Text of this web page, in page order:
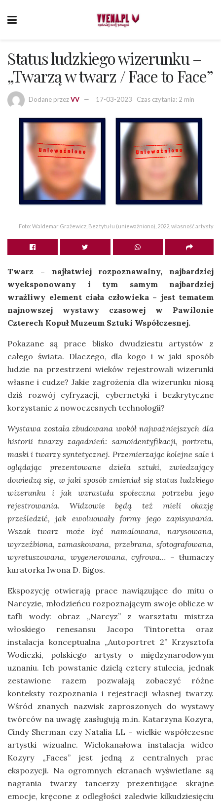
Status ludzkiego wizerunku –
„Twarzą w twarz / Face to Face”
Dodane przezVV 17-03-2023 Czas czytania: 2 min
Foto: Waldemar Grażewicz, Bez tytułu (unieważniono), 2022, własność artysty
Twarz – najłatwiej rozpoznawalny, najbardziej
wyeksponowany i tym samym najbardziej
wrażliwy element ciała człowieka – jest tematem
najnowszej wystawy czasowej w Pawilonie
Czterech Kopuł Muzeum Sztuki Współczesnej.
Pokazane są prace blisko dwudziestu artystów z
całego świata. Dlaczego, dla kogo i w jaki sposób
ludzie na przestrzeni wieków rejestrowali wizerunki
własne i cudze? Jakie zagrożenia dla wizerunku niosą
dziś rozwój cyfryzacji, cybernetyki i bezkrytyczne
korzystanie z nowoczesnych technologii?
Wystawa została zbudowana wokół najważniejszych dla
historii twarzy zagadnień: samoidentyfikacji, portretu,
maski i twarzy syntetycznej. Przemierzając kolejne sale i
oglądając prezentowane dzieła sztuki, zwiedzający
dowiedzą się, w jaki sposób zmieniał się status ludzkiego
wizerunku i jak wzrastała społeczna potrzeba jego
rejestrowania.Widzowie będą też mieli okazję
prześledzić, jak ewoluowały formy jego zapisywania.
Wszak twarz może być namalowana, narysowana,
wyrzeźbiona, zamaskowana, przebrana, sfotografowana,
wyretuszowana, wygenerowana, cyfrowa… – tłumaczy
kuratorka Iwona D. Bigos.
Ekspozycję otwierają prace nawiązujące do mitu o
Narcyzie, młodzieńcu rozpoznającym swoje oblicze w
tafli wody: obraz „Narcyz” z warsztatu mistrza
włoskiego renesansu Jacopo Tintoretta oraz
instalacja konceptualna „Autoportret 2” Krzysztofa
Wodiczki, polskiego artysty o międzynarodowym
uznaniu. Ich powstanie dzielą cztery stulecia, jednak
zestawione razem pozwalają zobaczyć różne
konteksty rozpoznania i rejestracji własnej twarzy.
Wśród znanych nazwisk zaproszonych do wystawy
twórców na uwagę zasługują m.in. Katarzyna Kozyra,
Cindy Sherman czy Natalia LL – wielkie współczesne
artystki wizualne. Wielokanałowa instalacja wideo
Kozyry „Faces” jest jedną z centralnych prac
ekspozycji. Na ogromnych ekranach wyświetlane są
nagrania twarzy tancerzy prezentujące skrajne
emocje, kręcone z odległości zaledwie kilkudziesięciu